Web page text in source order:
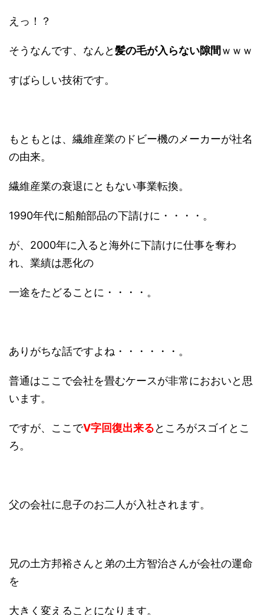
えっ！？
そうなんです、なんと髪の毛が入らない隙間 ｗｗｗ
すばらしい技術です。
もともとは、繊維産業のドビー機のメーカーが社名
の由来。
繊維産業の衰退にともない事業転換。
1990年代に船舶部品の下請けに・・・・。
が、2000年に入ると海外に下請けに仕事を奪わ
れ、業績は悪化の
一途をたどることに・・・・。
ありがちな話ですよね・・・・・・。
普通はここで会社を畳むケースが非常におおいと思
います。
ですが、ここでV字回復出来るところがスゴイとこ
ろ。
父の会社に息子のお二人が入社されます。
兄の土方邦裕さんと弟の土方智治さんが会社の運命
を
大きく変えることになります。